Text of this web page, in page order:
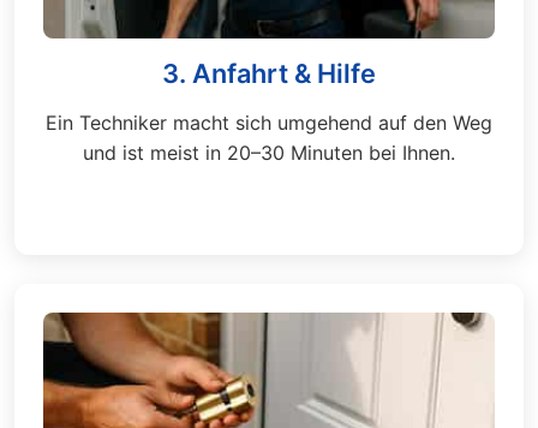
3. Anfahrt & Hilfe
Ein Techniker macht sich umgehend auf den Weg
und ist meist in 20–30 Minuten bei Ihnen.